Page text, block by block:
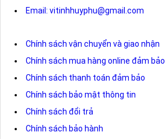
Email: vitinhhuyphu@gmail.com
Chính sách vận chuyển và giao nhận
Chính sách mua hàng online đảm bảo
Chính sách thanh toán đảm bảo
Chính sách bảo mật thông tin
Chính sách đổi trả
Chính sách bảo hành